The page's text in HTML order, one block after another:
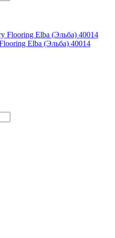
Elba (Эльба) 40014